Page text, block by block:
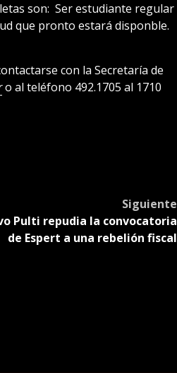
son: Ser estudiante regular
que pronto estará disponble.
con la Secretaría de
o al teléfono 492.1705 al 1710
Siguiente
Pulti repudia la convocatoria
de Espert a una rebelión fiscal